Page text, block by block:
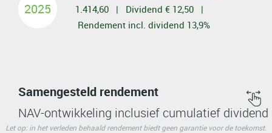
2025
1.414,60 | Dividend € 12,50 |
Rendement incl. dividend 13,9%
Samengesteld rendement
NAV-ontwikkeling inclusief cumulatief dividend
Let op: in het verleden behaald rendement biedt geen garantie voor de toekomst.